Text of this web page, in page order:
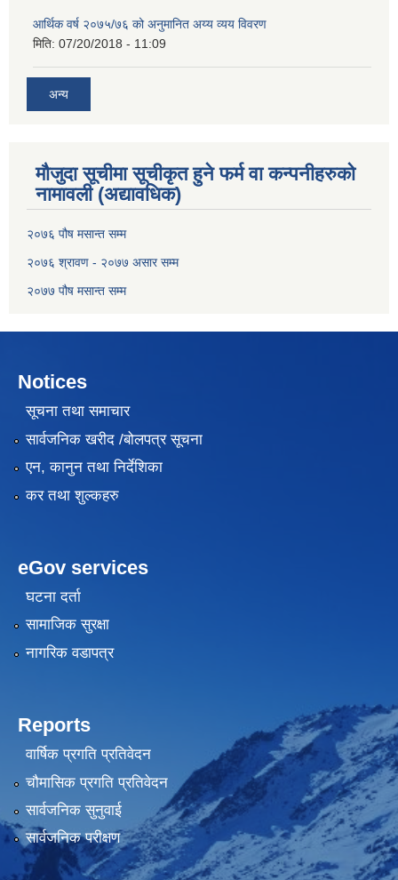
आर्थिक वर्ष २०७५/७६ को अनुमानित अय्य व्यय विवरण
मिति: 07/20/2018 - 11:09
अन्य
मौजुदा सूचीमा सूचीकृत हुने फर्म वा कन्पनीहरुको
नामावली (अद्यावधिक)
२०७६ पौष मसान्त सम्म
२०७६ श्रावण - २०७७ असार सम्म
२०७७ पौष मसान्त सम्म
Notices
सूचना तथा समाचार
सार्वजनिक खरीद /बोलपत्र सूचना
एन, कानुन तथा निर्देशिका
कर तथा शुल्कहरु
eGov services
घटना दर्ता
सामाजिक सुरक्षा
नागरिक वडापत्र
Reports
वार्षिक प्रगति प्रतिवेदन
चौमासिक प्रगति प्रतिवेदन
सार्वजनिक सुनुवाई
सार्वजनिक परीक्षण